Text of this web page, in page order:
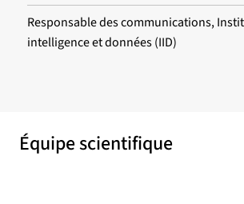
Responsable des communications,
intelligence et données (IID)
Équipe scientifique